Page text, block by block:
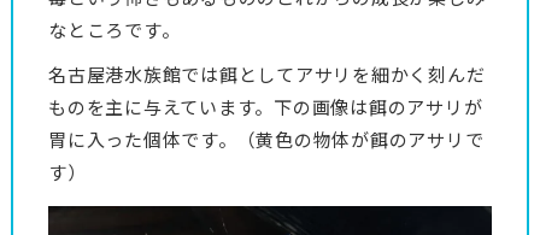
なところです。
名古屋港水族館では餌としてアサリを細かく刻んだ
ものを主に与えています。下の画像は餌のアサリが
胃に入った個体です。（黄色の物体が餌のアサリで
す）